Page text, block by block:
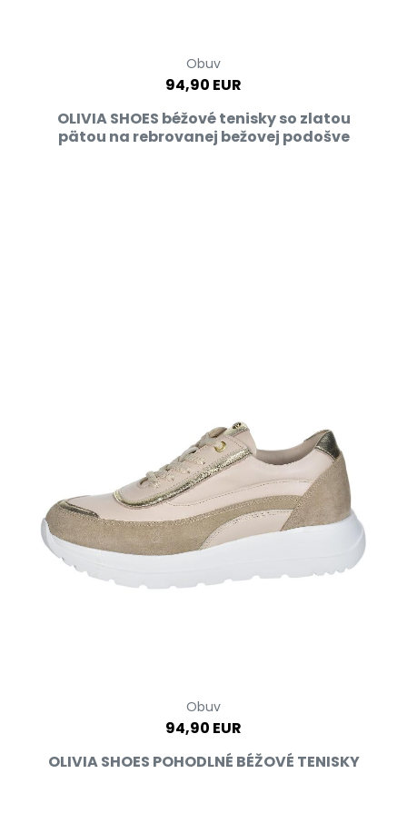
Obuv
94,90 EUR
OLIVIA SHOES béžové tenisky so zlatou
pätou na rebrovanej bežovej podošve
Obuv
94,90 EUR
OLIVIA SHOES POHODLNÉ BÉŽOVÉ TENISKY